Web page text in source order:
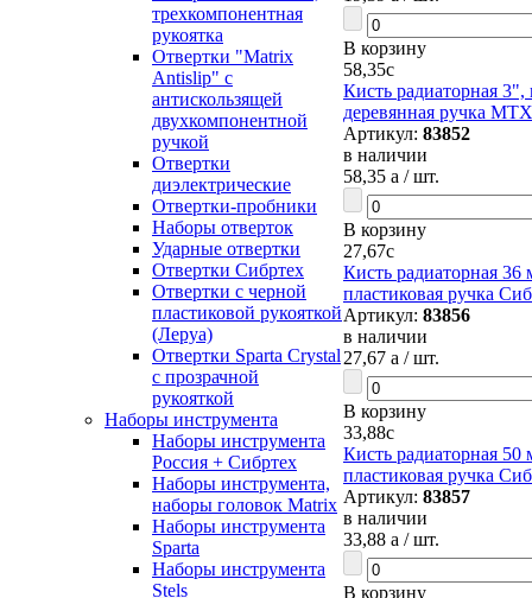
трехкомпонентная
рукоятка
Отвертки "Matrix
Antislip" с
антискользящей
двухкомпонентной
ручкой
Отвертки
диэлектрические
Отвертки-пробники
Наборы отверток
Ударные отвертки
Отвертки Сибртех
Отвертки с черной
пластиковой рукояткой
(Леруа)
Отвертки Sparta Сrystal
c прозрачной
рукояткой
Наборы инструмента
Наборы инструмента
Россия + Сибртех
Наборы инструмента,
наборы головок Matrix
Наборы инструмента
Sparta
Наборы инструмента
Stels
В корзину
58,35c
Кисть радиаторная 3",
деревянная ручка MTX
Артикул: 83852
в наличии
58,35 a / шт.
В корзину
27,67c
Кисть радиаторная 36
пластиковая ручка
Артикул: 83856
в наличии
27,67 a / шт.
В корзину
33,88c
Кисть радиаторная 50
пластиковая ручка
Артикул: 83857
в наличии
33,88 a / шт.
В корзину